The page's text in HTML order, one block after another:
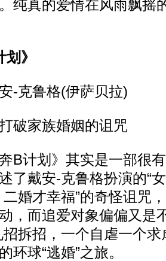
纯真的爱情在风雨飘摇
》
克鲁格(伊萨贝拉)
家族婚姻的诅咒
计划》其实是一部很有
了戴安-克鲁格扮演的“
二婚才幸福”的奇怪诅咒
，而追爱对象偏偏又是
拆招，一个自虐一个
环球“逃婚”之旅。